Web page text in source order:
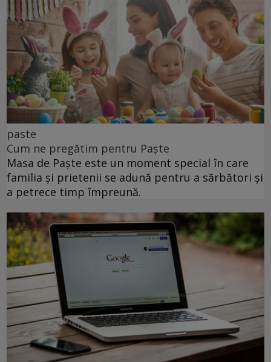
paste
Cum ne pregătim pentru Paște
Masa de Paște este un moment special în care
familia și prietenii se adună pentru a sărbători și
a petrece timp împreună.